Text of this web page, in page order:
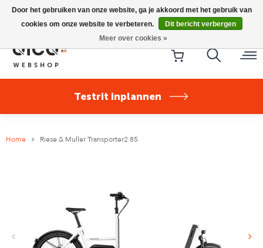
Riese & Müller Nevo5 Silent Core nu direct uit voorraad
leverbaar!
Testrit inplannen
Home Riese & Muller Transporter2 85
Door het gebruiken van onze website, ga je akkoord met het gebruik van
cookies om onze website te verbeteren.
Dit bericht verbergen
Meer over cookies »